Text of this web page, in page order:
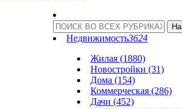
Недвижимость3624
Жилая (1880)
Новостройки (31)
Дома (154)
Коммерческая (286)
Дачи (452)